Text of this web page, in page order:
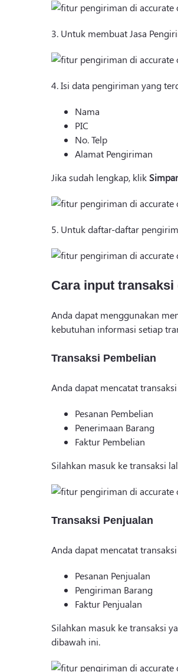
3. Untuk membuat Jasa
4. Isi data pengiriman yang
Nama
PIC
No. Telp
Alamat Pengiriman
Jika sudah lengkap, klik
5. Untuk daftar-daftar
Cara input
Anda dapat menggunakan
kebutuhan informasi setiap
Transaksi Pembelian
Anda dapat mencatat
Pesanan Pembelian
Penerimaan Barang
Faktur Pembelian
Silahkan masuk ke transaksi
Transaksi Penjualan
Anda dapat mencatat
Pesanan Penjualan
Pengiriman Barang
Faktur Penjualan
Silahkan masuk ke transaksi
dibawah ini.